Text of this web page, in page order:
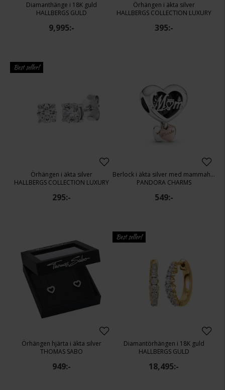
Diamanthänge i 18K guld
HALLBERGS GULD
9,995:-
Örhängen i äkta silver
HALLBERGS COLLECTION LUXURY
395:-
Best seller!
Örhängen i äkta silver
HALLBERGS COLLECTION LUXURY
295:-
Berlock i äkta silver med mammahjärta
PANDORA CHARMS
549:-
Örhängen hjärta i äkta silver
THOMAS SABO
949:-
Best seller!
Diamantörhängen i 18K guld
HALLBERGS GULD
18,495:-